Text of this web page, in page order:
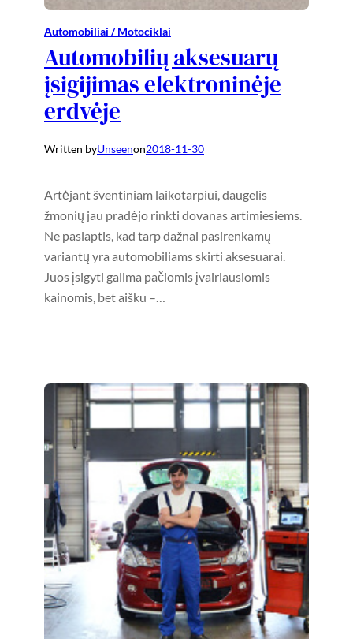
Automobiliai / Motociklai
Automobilių aksesuarų
įsigijimas elektroninėje
erdvėje
Written byUnseenon2018-11-30
Artėjant šventiniam laikotarpiui, daugelis
žmonių jau pradėjo rinkti dovanas artimiesiems.
Ne paslaptis, kad tarp dažnai pasirenkamų
variantų yra automobiliams skirti aksesuarai.
Juos įsigyti galima pačiomis įvairiausiomis
kainomis, bet aišku –…